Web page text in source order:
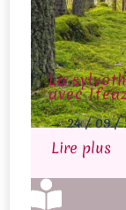
La
avec
→24 / 09 /
Lire plus
